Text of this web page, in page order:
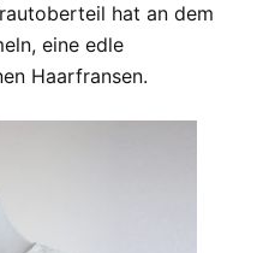
hat an dem
eine edle
Haarfransen.